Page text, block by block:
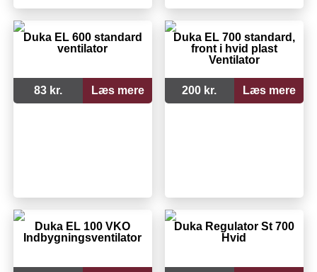
Duka EL 600 standard
ventilator
83 kr. Læs mere
Duka EL 700 standard,
front i hvid plast
Ventilator
200 kr. Læs mere
Duka EL 100 VKO
Indbygningsventilator
Duka Regulator St 700
Hvid